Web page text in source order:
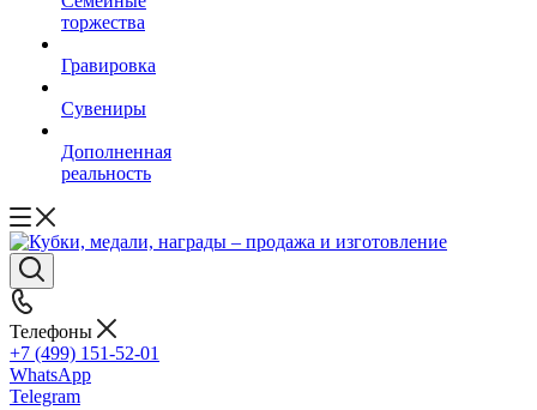
торжества
Гравировка
Сувениры
Дополненная
реальность
Телефоны
+7 (499) 151-52-01
WhatsApp
Telegram